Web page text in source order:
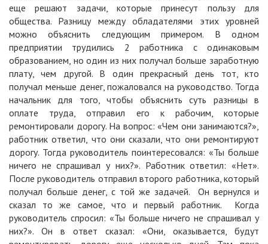
еще решают задачи, которые принесут пользу для
общества. Разницу между обладателями этих уровней
можно объяснить следующим примером. В одном
предприятии трудились 2 работника с одинаковым
образованием, но один из них получал больше заработную
плату, чем другой. В один прекрасный день тот, кто
получал меньше денег, пожаловался на руководство. Тогда
начальник для того, чтобы объяснить суть разницы в
оплате труда, отправил его к рабочим, которые
ремонтировали дорогу. На вопрос: «Чем они занимаются?»,
работник ответил, что они сказали, что они ремонтируют
дорогу. Тогда руководитель поинтересовался: «Ты больше
ничего не спрашивал у них?». Работник ответил: «Нет».
После руководитель отправил второго работника, который
получал больше денег, с той же задачей. Он вернулся и
сказал то же самое, что и первый работник. Когда
руководитель спросил: «Ты больше ничего не спрашивал у
них?». Он в ответ сказал: «Они, оказывается, будут